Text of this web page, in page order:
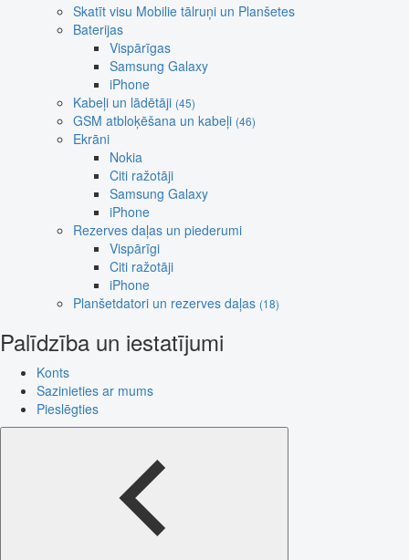
Skatīt visu Mobilie tālruņi un Planšetes
Baterijas
Vispārīgas
Samsung Galaxy
iPhone
Kabeļi un lādētāji (45)
GSM atbloķēšana un kabeļi (46)
Ekrāni
Nokia
Citi ražotāji
Samsung Galaxy
iPhone
Rezerves daļas un piederumi
Vispārīgi
Citi ražotāji
iPhone
Planšetdatori un rezerves daļas (18)
Palīdzība un iestatījumi
Konts
Sazinieties ar mums
Pieslēgties